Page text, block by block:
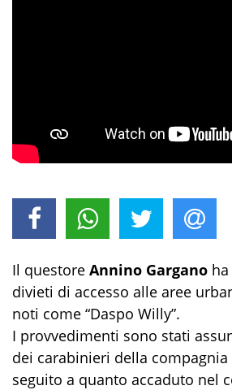
Il questore Annino Gargano
divieti di accesso alle aree
noti come “Daspo Willy”.
I provvedimenti sono stati
dei carabinieri della compagnia
seguito a quanto accaduto nel